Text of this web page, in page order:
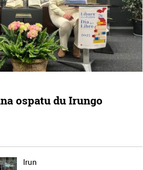
ospatu du Irungo
Irun